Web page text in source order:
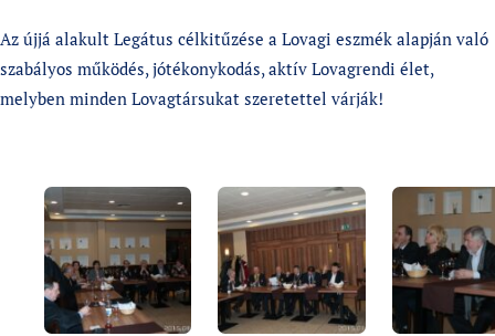
Az újjá alakult Legátus célkitűzése a Lovagi eszmék alapján való
szabályos működés, jótékonykodás, aktív Lovagrendi élet,
melyben minden Lovagtársukat szeretettel várják!